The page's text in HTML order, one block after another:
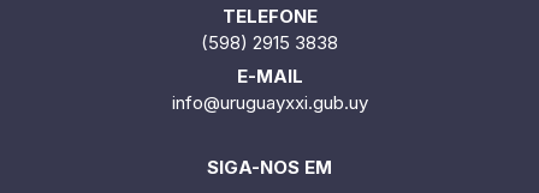
TELEFONE
(598) 2915 3838
E-MAIL
info@uruguayxxi.gub.uy
SIGA-NOS EM